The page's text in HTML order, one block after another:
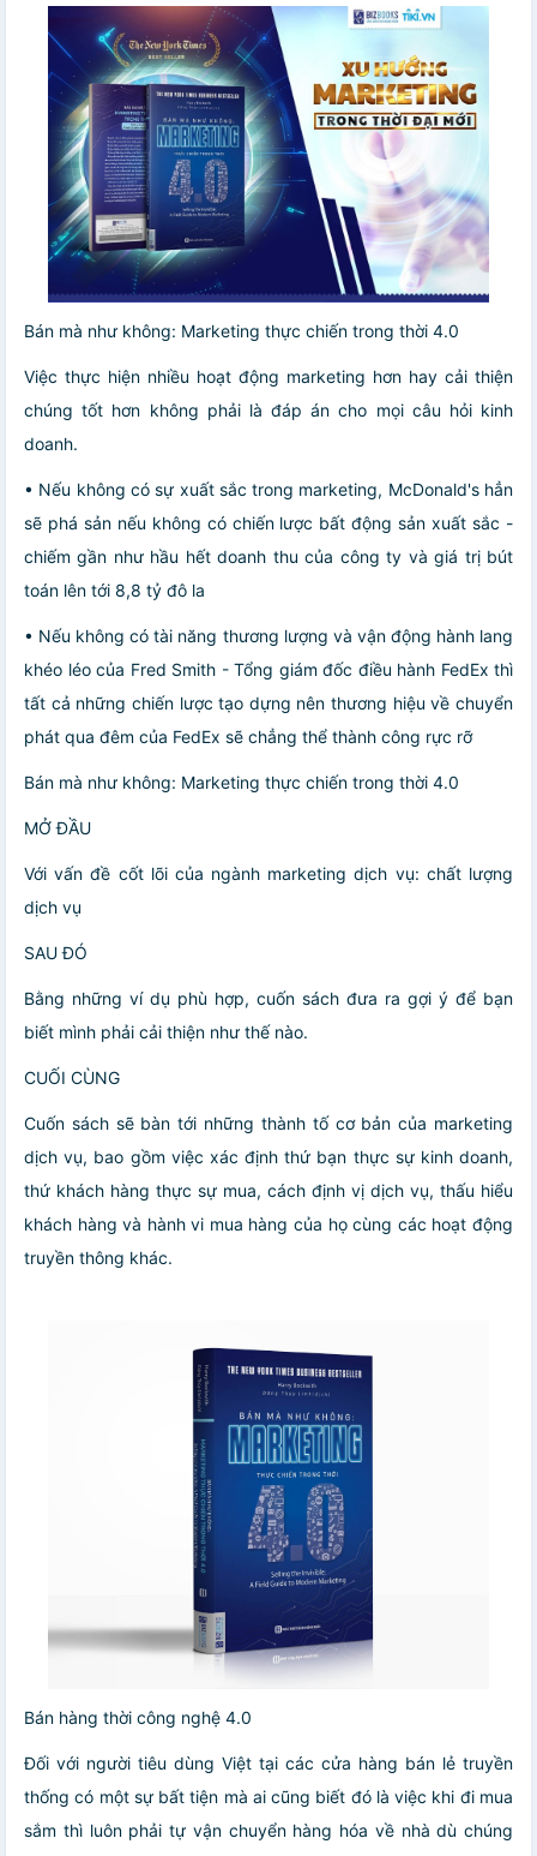
Bán mà như không: Marketing thực chiến trong thời 4.0
Việc thực hiện nhiều hoạt động marketing hơn hay cải thiện
chúng tốt hơn không phải là đáp án cho mọi câu hỏi kinh
doanh.
• Nếu không có sự xuất sắc trong marketing, McDonald's hẳn
sẽ phá sản nếu không có chiến lược bất động sản xuất sắc -
chiếm gần như hầu hết doanh thu của công ty và giá trị bút
toán lên tới 8,8 tỷ đô la
• Nếu không có tài năng thương lượng và vận động hành lang
khéo léo của Fred Smith - Tổng giám đốc điều hành FedEx thì
tất cả những chiến lược tạo dựng nên thương hiệu về chuyển
phát qua đêm của FedEx sẽ chẳng thể thành công rực rỡ
Bán mà như không: Marketing thực chiến trong thời 4.0
MỞ ĐẦU
Với vấn đề cốt lõi của ngành marketing dịch vụ: chất lượng
dịch vụ
SAU ĐÓ
Bằng những ví dụ phù hợp, cuốn sách đưa ra gợi ý để bạn
biết mình phải cải thiện như thế nào.
CUỐI CÙNG
Cuốn sách sẽ bàn tới những thành tố cơ bản của marketing
dịch vụ, bao gồm việc xác định thứ bạn thực sự kinh doanh,
thứ khách hàng thực sự mua, cách định vị dịch vụ, thấu hiểu
khách hàng và hành vi mua hàng của họ cùng các hoạt động
truyền thông khác.
Bán hàng thời công nghệ 4.0
Đối với người tiêu dùng Việt tại các cửa hàng bán lẻ truyền
thống có một sự bất tiện mà ai cũng biết đó là việc khi đi mua
sắm thì luôn phải tự vận chuyển hàng hóa về nhà dù chúng